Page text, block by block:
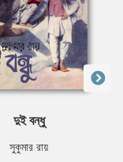
দুই বন্ধু
সুকুমার রায়